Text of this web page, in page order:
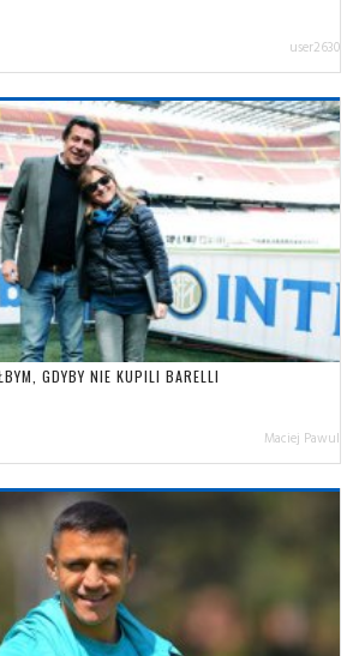
user2630
GDYBY NIE KUPILI BARELLI
Maciej Pawul